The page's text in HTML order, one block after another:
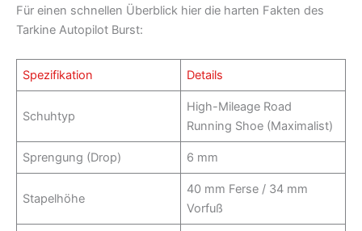
Für einen schnellen Überblick hier die harten Fakten des
Tarkine Autopilot Burst:
Spezifikation Details
Schuhtyp
High-Mileage Road
Running Shoe (Maximalist)
Sprengung (Drop) 6 mm
Stapelhöhe
40 mm Ferse / 34 mm
Vorfuß